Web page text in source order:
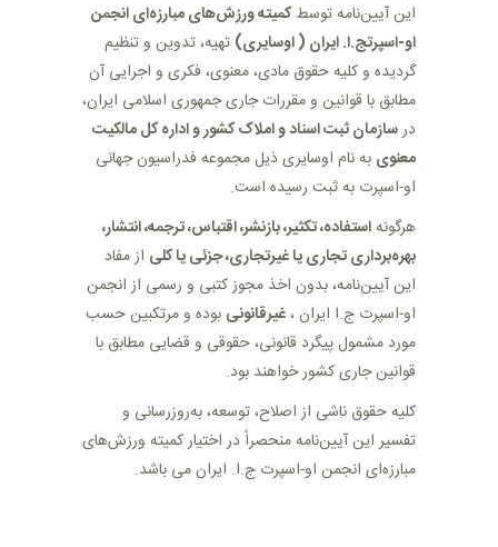
این آیین‌نامه توسطکمیته ورزش‌های مبارزه‌ای انجمن
او-اسپرتج.ا. ایران ( اوسایری) تهیه، تدوین و تنظیم
گردیده و کلیه حقوق مادی، معنوی، فکری و اجرایی آن
مطابق با قوانین و مقررات جاری جمهوری اسلامی ایران،
درسازمان ثبت اسناد و املاک کشور و اداره کل مالکیت
معنوی به نام اوسایری ذیل مجموعه فدراسیون جهانی
او-اسپرت به ثبت رسیده است.
هرگونهاستفاده، تکثیر، بازنشر، اقتباس، ترجمه، انتشار،
بهره‌برداری تجاری یا غیرتجاری، جزئی یا کلی از مفاد
این آیین‌نامه، بدون اخذ مجوز کتبی و رسمی از انجمن
او-اسپرت ج.ا ایران ،غیرقانونی بوده و مرتکبین حسب
مورد مشمول پیگرد قانونی، حقوقی و قضایی مطابق با
قوانین جاری کشور خواهند بود.
کلیه حقوق ناشی از اصلاح، توسعه، به‌روزرسانی و
تفسیر این آیین‌نامه منحصراً در اختیار کمیته ورزش‌های
مبارزه‌ای انجمن او-اسپرت ج.ا. ایران می باشد.